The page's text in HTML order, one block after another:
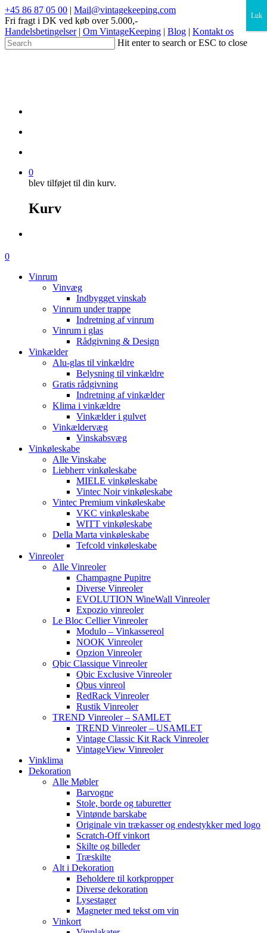
+45 86 87 05 00 | Mail@vintagekeeping.com
Fri fragt i DK ved køb over 5.000,-
Handelsbetingelser| Om VintageKeeping | Blog | Kontakt os
Hit enter to search or ESC to close
0
blev tilføjet til din kurv.
Kurv
0
Vinrum
Vinvæg
Indbygget vinskab
Vinrum under trappe
Indretning af vinrum
Vinrum i glas
Rådgivning & Design
Vinkælder
Alu-glas til vinkældre
Belysning til vinkældre
Gratis rådgivning
Indretning af vinkælder
Klima i vinkældre
Vinkælder i gulvet
Vinkældervæg
Vinskabsvæg
Vinkøleskabe
Alle Vinskabe
Liebherr vinkøleskabe
MIELE vinkøleskabe
Vintec Noir vinkøleskabe
Vintec Premium vinkøleskabe
VKC vinkøleskabe
WITT vinkøleskabe
Della Marta vinkøleskabe
Tefcold vinkøleskabe
Vinreoler
Alle Vinreoler
Champagne Pupitre
Diverse Vinreoler
EVOLUTION WineWall Vinreoler
Expozio vinreoler
Le Bloc Cellier Vinreoler
Modulo – Vinkassereol
NOOK Vinreoler
Opzion Vinreoler
Qbic Classique Vinreoler
Qbic Exclusive Vinreoler
Qbus vinreol
RedRack Vinreoler
Rustik Vinreoler
TREND Vinreoler – SAMLET
TREND Vinreoler – USAMLET
Vintage Classic Kit Rack Vinreoler
VintageView Vinreoler
Vinklima
Dekoration
Alle Møbler
Barvogne
Stole, borde og taburetter
Vintønde barskabe
Originale vin trækasser og endestykker med logo
Scratch-Off vinkort
Skilte og billeder
Træskilte
Alt i Dekoration
Beholdere til korkpropper
Diverse dekoration
Lysestager
Magneter med tekst om vin
Vinkort
×
Luk